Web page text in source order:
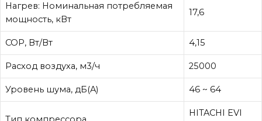
Нагрев: Номинальная потребляемая
мощность, кВт
17,6
COP, Вт/Вт 4,15
Расход воздуха, м3/ч 25000
Уровень шума, дБ(A) 46 ~ 64
HITACHI EVI